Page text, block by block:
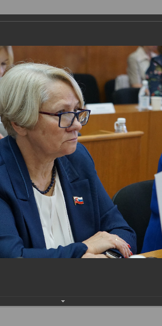
Комитеты График приема
Авторизоваться Обычная версия